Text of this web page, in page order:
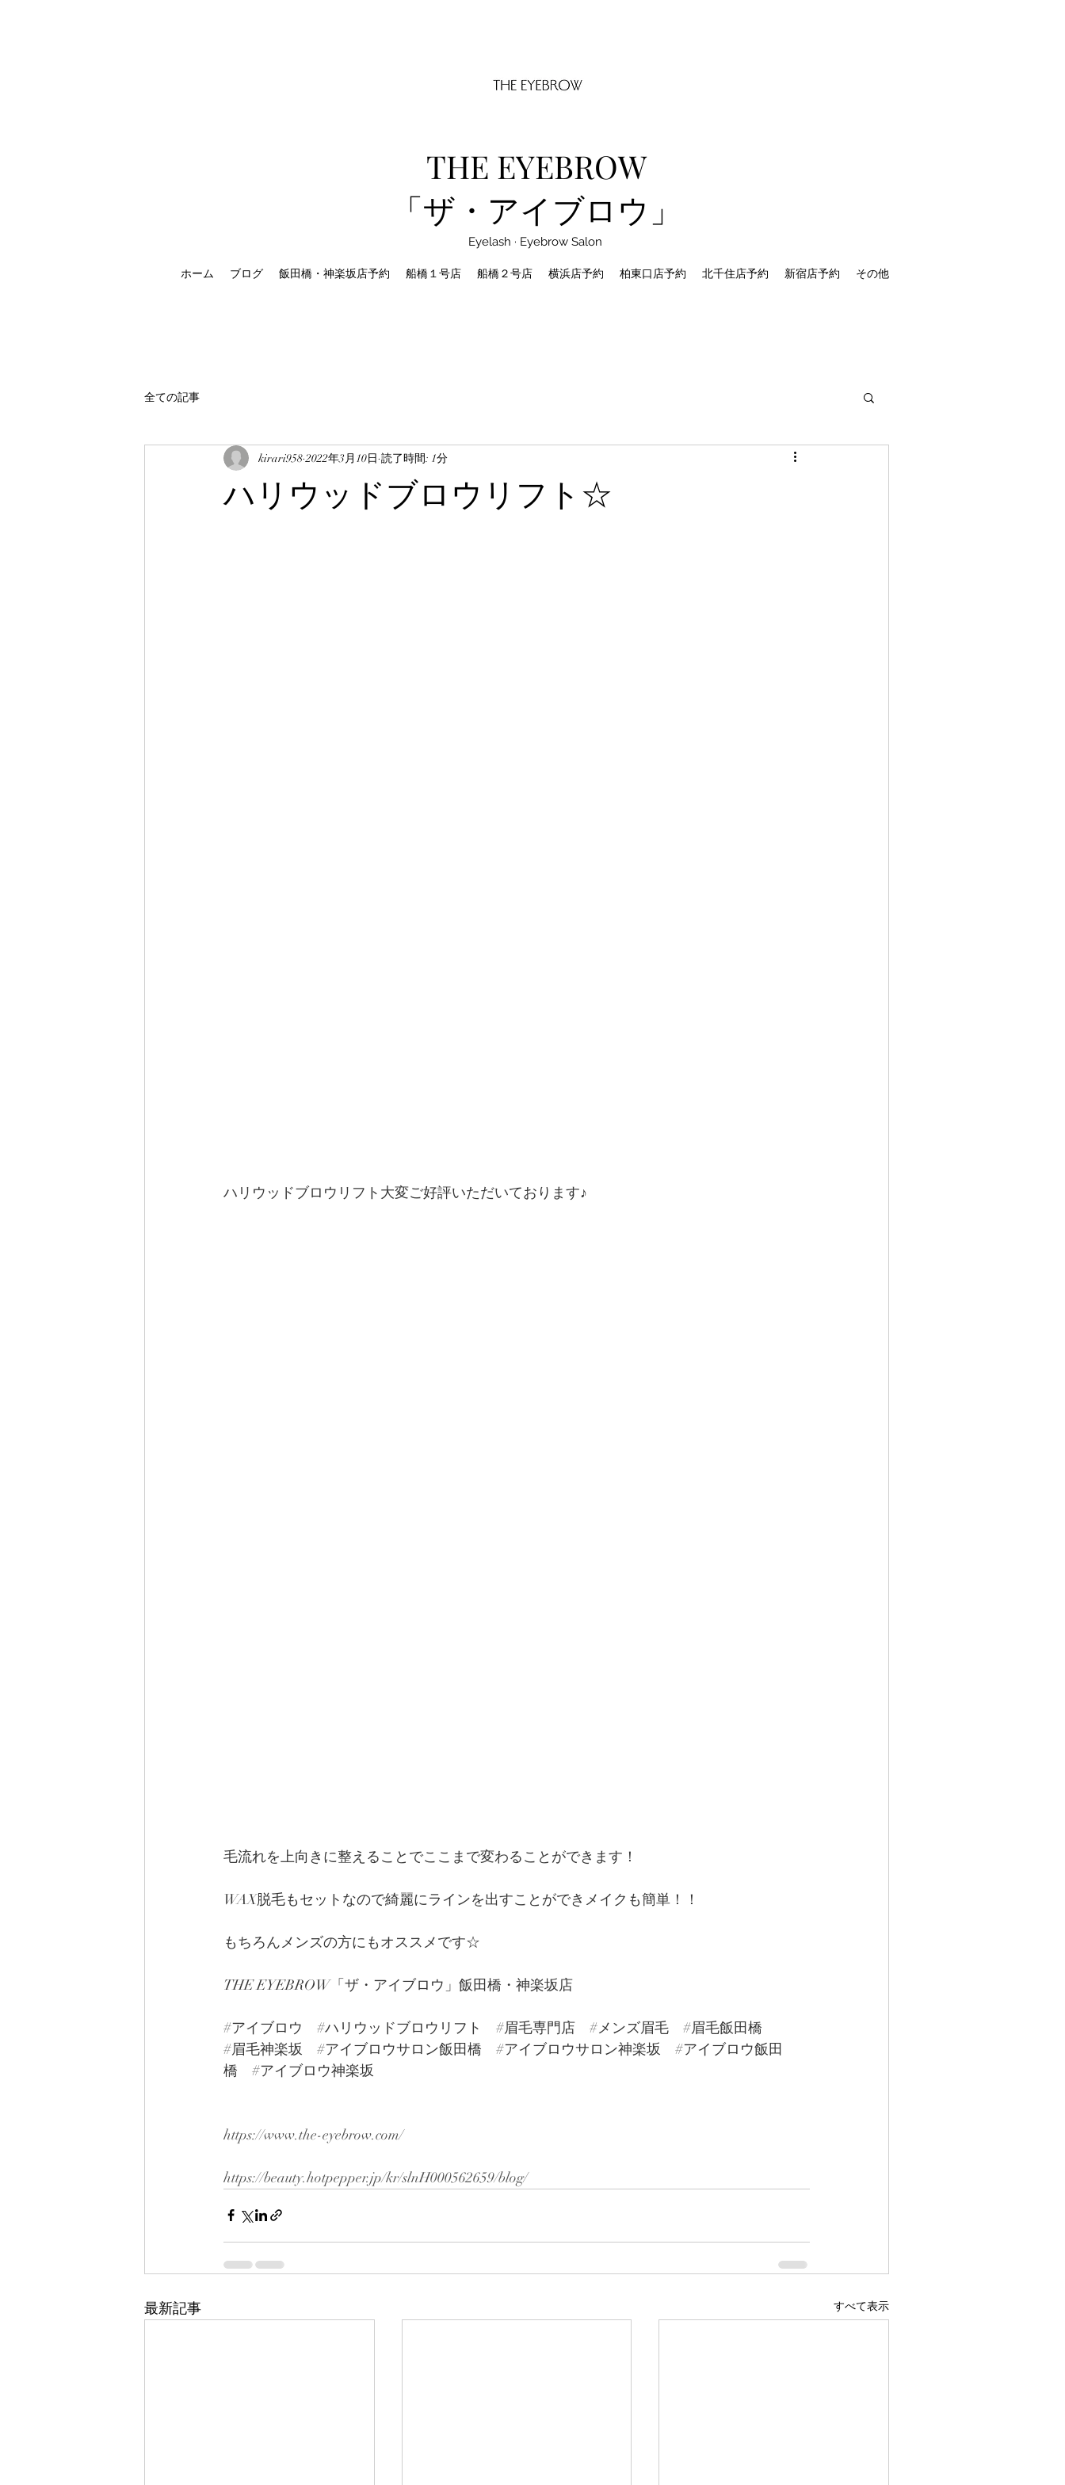
THE EYEBROW
「ザ・アイブロウ」
Eyelash · Eyebrow Salon
ホーム ブログ 飯田橋・神楽坂店予約 船橋１号店 船橋２号店 横浜店予約 柏東口店予約 北千住店予約 新宿店予約 その他
全ての記事
ハリウッドブロウリフト☆
kirari958 2022年3月10日 読了時間: 1分
ハリウッドブロウリフト大変ご好評いただいております♪
毛流れを上向きに整えることでここまで変わることができます！
WAX脱毛もセットなので綺麗にラインを出すことができメイクも簡単！！
もちろんメンズの方にもオススメです☆
THE EYEBROW「ザ・アイブロウ」飯田橋・神楽坂店
#アイブロウ #ハリウッドブロウリフト #眉毛専門店 #メンズ眉毛
#眉毛飯田橋
#眉毛神楽坂
#アイブロウサロン飯田橋 #アイブロウサロン神楽坂
#アイブロウ飯田
橋
#アイブロウ神楽坂
https://www.the-eyebrow.com/
https://beauty.hotpepper.jp/kr/slnH000562659/blog/
最新記事 すべて表示